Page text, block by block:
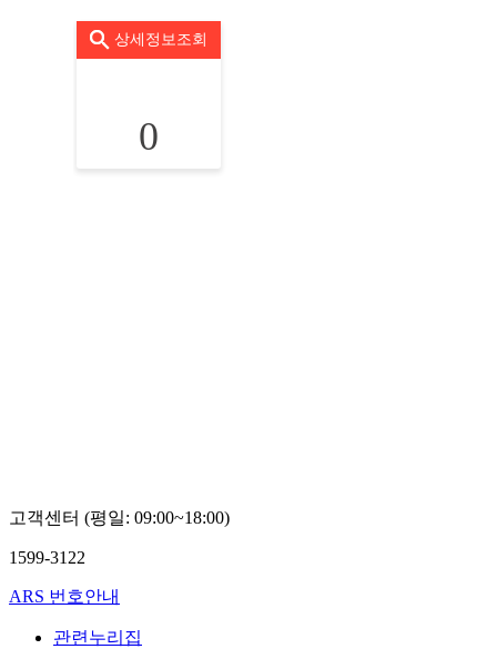
상세정보조회
0
고객센터 (평일: 09:00~18:00)
1599-3122
ARS 번호안내
관련누리집